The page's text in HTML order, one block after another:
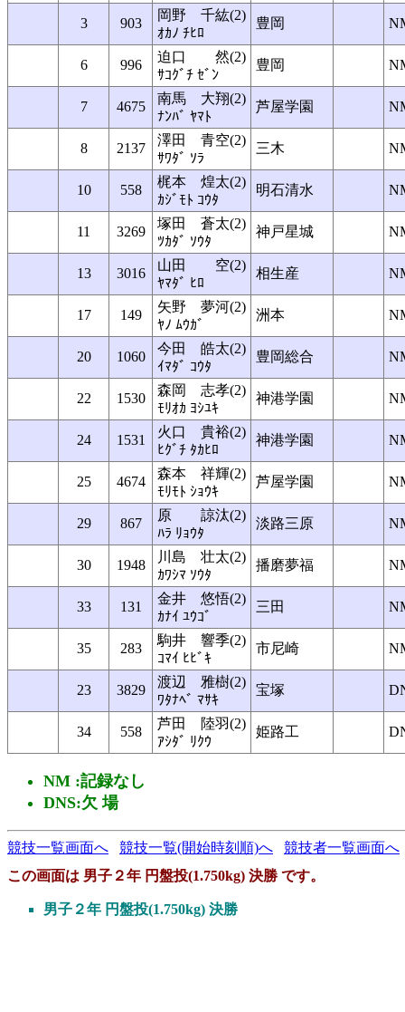
3 903
岡野 千紘(2)
ｵｶﾉ ﾁﾋﾛ
豊岡
6 996
迫口 然(2)
ｻｺｸﾞﾁ ｾﾞﾝ
豊岡
7 4675
南馬 大翔(2)
ﾅﾝﾊﾞ ﾔﾏﾄ
芦屋学園
8 2137
澤田 青空(2)
ｻﾜﾀﾞ ｿﾗ
三木
10 558
梶本 煌太(2)
ｶｼﾞﾓﾄ ｺｳﾀ
明石清水
11 3269
塚田 蒼太(2)
ﾂｶﾀﾞ ｿｳﾀ
神戸星城
13 3016
山田 空(2)
ﾔﾏﾀﾞ ﾋﾛ
相生産
17 149
矢野 夢河(2)
ﾔﾉ ﾑｳｶﾞ
洲本
20 1060
今田 皓太(2)
ｲﾏﾀﾞ ｺｳﾀ
豊岡総合
22 1530
森岡 志孝(2)
ﾓﾘｵｶ ﾖｼﾕｷ
神港学園
24 1531
火口 貴裕(2)
ﾋｸﾞﾁ ﾀｶﾋﾛ
神港学園
25 4674
森本 祥輝(2)
ﾓﾘﾓﾄ ｼｮｳｷ
芦屋学園
29 867
原 諒汰(2)
ﾊﾗ ﾘｮｳﾀ
淡路三原
30 1948
川島 壮太(2)
ｶﾜｼﾏ ｿｳﾀ
播磨夢福
33 131
金井 悠悟(2)
ｶﾅｲ ﾕｳｺﾞ
三田
35 283
駒井 響季(2)
ｺﾏｲ ﾋﾋﾞｷ
市尼崎
23 3829
渡辺 雅樹(2)
ﾜﾀﾅﾍﾞ ﾏｻｷ
宝塚
34 558
芦田 陸羽(2)
ｱｼﾀﾞ ﾘｸｳ
姫路工
NM :記録なし
DNS:欠 場
競技一覧画面へ 競技一覧(開始時刻順)へ
競技者一覧画面へ
この画面は 男子２年 円盤投(1.750kg) 決勝 です。
男子２年 円盤投(1.750kg) 決勝